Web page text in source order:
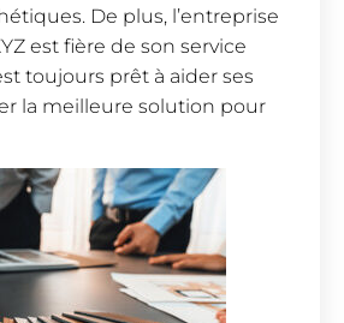
De plus, l’entreprise
est fière de son service
toujours prêt à aider ses
la meilleure solution pour